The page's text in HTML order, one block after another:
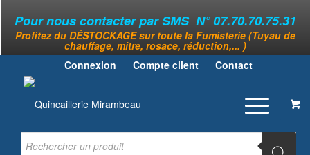
Pour nous contacter par SMS N° 07.70.70.75.31
Profitez du DÉSTOCKAGE sur toute la Fumisterie (Tuyau de
chauffage, mitre, rosace, réduction,... )
Connexion
Compte client Contact